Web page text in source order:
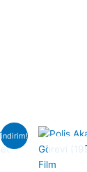
indirim!